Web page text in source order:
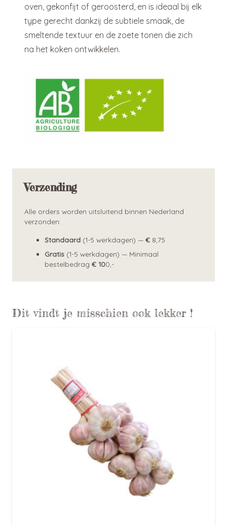
oven, gekonfijt of geroosterd, en is ideaal bij elk
type gerecht dankzij de subtiele smaak, de
smeltende textuur en de zoete tonen die zich
na het koken ontwikkelen.
Verzending
Alle orders worden uitsluitend binnen Nederland
verzonden:
Standaard (1-5 werkdagen) — € 8,75
Gratis (1-5 werkdagen) — Minimaal
bestelbedrag € 100,-
Dit vindt je misschien ook lekker !